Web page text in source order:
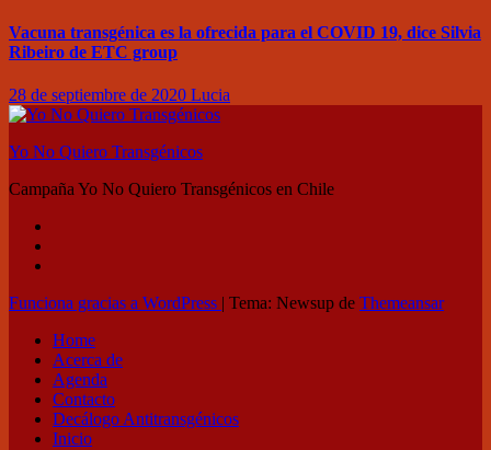
Vacuna transgénica es la ofrecida para el COVID 19, dice Silvia
Ribeiro de ETC group
28 de septiembre de 2020 Lucia
Yo No Quiero Transgénicos
Campaña Yo No Quiero Transgénicos en Chile
Funciona gracias a WordPress | Tema: Newsup de Themeansar
Home
Acerca de
Agenda
Contacto
Decálogo Antitransgénicos
Inicio